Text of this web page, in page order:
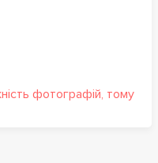
фотографій, тому